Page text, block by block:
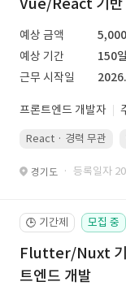
예상 금액
예상 기간
150일
근무 시작일
프론트엔드 개발자
React · 경력 무관
경기도 · 등록일자
🕒 기간제 모집 중
Flutter/Nuxt 기
트엔드 개발